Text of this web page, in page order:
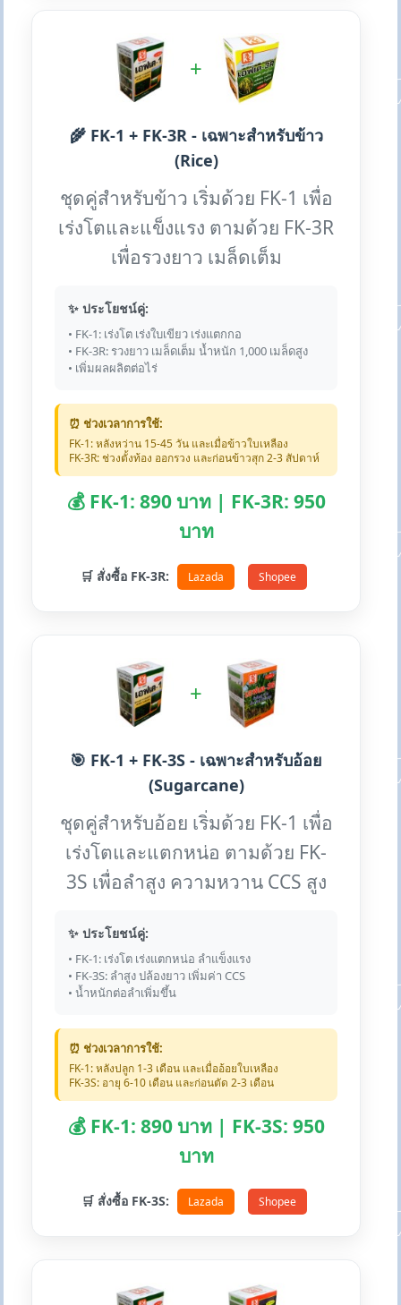
+
🌾 FK-1 + FK-3R - เฉพาะสำหรับข้าว
(Rice)
ชุดคู่สำหรับข้าว เริ่มด้วย FK-1 เพื่อ
เร่งโตและแข็งแรง ตามด้วย FK-3R
เพื่อรวงยาว เมล็ดเต็ม
✨ ประโยชน์คู่:
• FK-1: เร่งโต เร่งใบเขียว เร่งแตกกอ
• FK-3R: รวงยาว เมล็ดเต็ม น้ำหนัก 1,000 เมล็ดสูง
• เพิ่มผลผลิตต่อไร่
⏰ ช่วงเวลาการใช้:
FK-1: หลังหว่าน 15-45 วัน และเมื่อข้าวใบเหลือง
FK-3R: ช่วงตั้งท้อง ออกรวง และก่อนข้าวสุก 2-3 สัปดาห์
💰 FK-1: 890 บาท | FK-3R: 950
บาท
🛒 สั่งซื้อ FK-3R: Lazada Shopee
+
🎯 FK-1 + FK-3S - เฉพาะสำหรับอ้อย
(Sugarcane)
ชุดคู่สำหรับอ้อย เริ่มด้วย FK-1 เพื่อ
เร่งโตและแตกหน่อ ตามด้วย FK-
3S เพื่อลำสูง ความหวาน CCS สูง
✨ ประโยชน์คู่:
• FK-1: เร่งโต เร่งแตกหน่อ ลำแข็งแรง
• FK-3S: ลำสูง ปล้องยาว เพิ่มค่า CCS
• น้ำหนักต่อลำเพิ่มขึ้น
⏰ ช่วงเวลาการใช้:
FK-1: หลังปลูก 1-3 เดือน และเมื่ออ้อยใบเหลือง
FK-3S: อายุ 6-10 เดือน และก่อนตัด 2-3 เดือน
💰 FK-1: 890 บาท | FK-3S: 950
บาท
🛒 สั่งซื้อ FK-3S: Lazada Shopee